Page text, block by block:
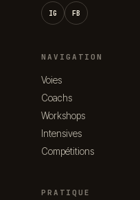
IG FB
NAVIGATION
Voies
Coachs
Workshops
Intensives
Compétitions
PRATIQUE